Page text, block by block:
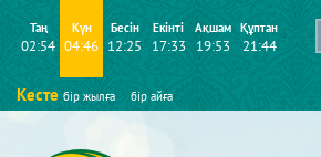
Таң
02:54
Күн
04:46
Бесін
12:25
Екінті
17:33
Ақшам
19:53
Құптан
21:44
Кесте бір жылға бір айға